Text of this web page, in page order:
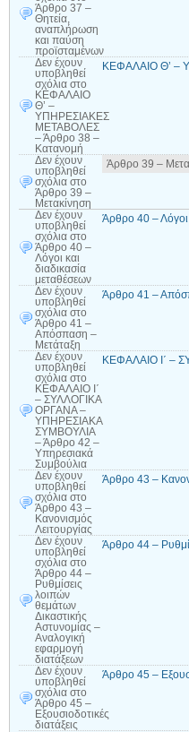
Άρθρο 37 –
Θητεία,
αναπλήρωση
και παύση
προϊσταμένων
Δεν έχουν
υποβληθεί
σχόλια στο
ΚΕΦΑΛΑΙΟ
Θ’ –
ΥΠΗΡΕΣΙΑΚΕΣ
ΜΕΤΑΒΟΛΕΣ
– Άρθρο 38 –
Κατανομή
ΚΕΦΑΛΑΙΟ Θ’ –
Δεν έχουν
υποβληθεί
σχόλια στο
Άρθρο 39 –
Μετακίνηση
Άρθρο 39 –
Δεν έχουν
υποβληθεί
σχόλια στο
Άρθρο 40 –
Λόγοι και
διαδικασία
μεταθέσεων
Άρθρο 40 – Λόγοι
Δεν έχουν
υποβληθεί
σχόλια στο
Άρθρο 41 –
Απόσπαση –
Μετάταξη
Άρθρο 41 –
Δεν έχουν
υποβληθεί
σχόλια στο
ΚΕΦΑΛΑΙΟ Ι΄
– ΣΥΛΛΟΓΙΚΑ
ΟΡΓΑΝΑ –
ΥΠΗΡΕΣΙΑΚΑ
ΣΥΜΒΟΥΛΙΑ
– Άρθρο 42 –
Υπηρεσιακά
Συμβούλια
ΚΕΦΑΛΑΙΟ Ι΄ –
Δεν έχουν
υποβληθεί
σχόλια στο
Άρθρο 43 –
Κανονισμός
Λειτουργίας
Άρθρο 43 –
Δεν έχουν
υποβληθεί
σχόλια στο
Άρθρο 44 –
Ρυθμίσεις
λοιπών
θεμάτων
Δικαστικής
Αστυνομίας –
Αναλογική
εφαρμογή
διατάξεων
Άρθρο 44 –
Δεν έχουν
υποβληθεί
σχόλια στο
Άρθρο 45 –
Εξουσιοδοτικές
διατάξεις
Άρθρο 45 –